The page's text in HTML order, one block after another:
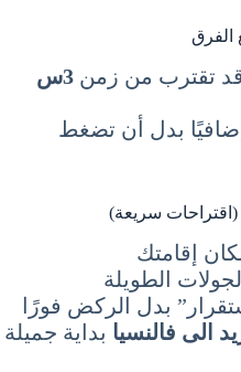
الفرق
تقترب من زمن
3س
بدل أن تضغط
(اقتراحات سريعة)
إقامتك
الطويلة
بدل الركض فورًا
الى فالنسيا بداية جميلة